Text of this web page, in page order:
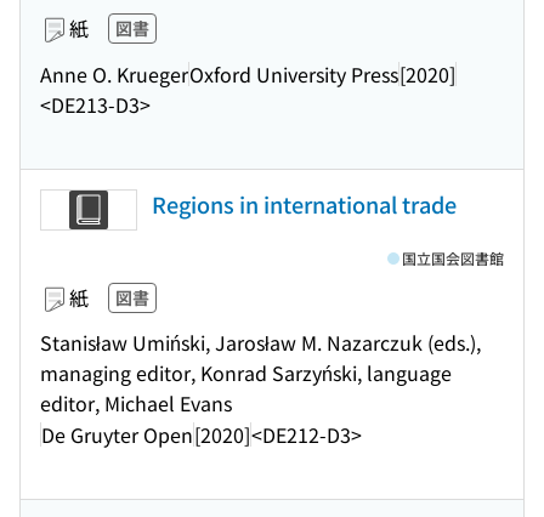
紙 図書
Anne O. KruegerOxford University Press[2020]
<DE213-D3>
Regions in international trade
紙 図書
Stanisław Umiński, Jarosław M. Nazarczuk (eds.),
managing editor, Konrad Sarzyński, language
editor, Michael Evans
De Gruyter Open[2020]<DE212-D3>
国立国会図書館